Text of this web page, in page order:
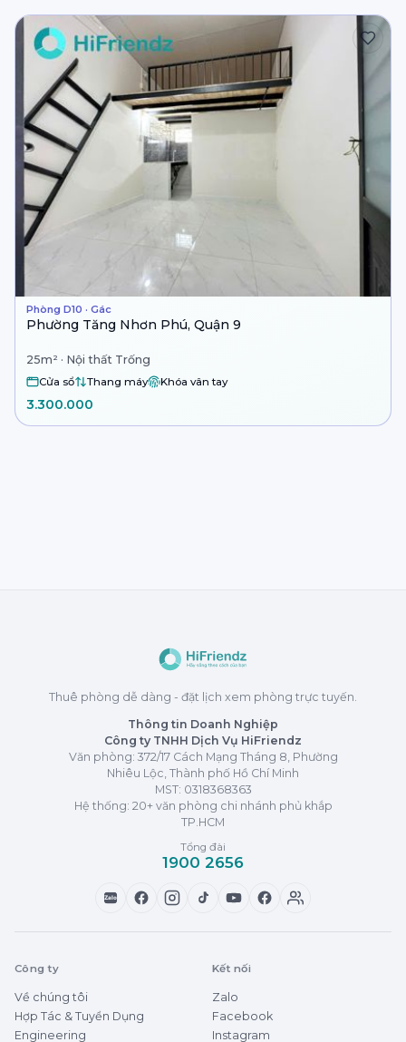
Phòng D10 · Gác
Phường Tăng Nhơn Phú, Quận 9
25m² · Nội thất Trống
Cửa sổ Thang máy Khóa vân tay
3.300.000
Thuê phòng dễ dàng - đặt lịch xem phòng trực tuyến.
Thông tin Doanh Nghiệp
Công ty TNHH Dịch Vụ HiFriendz
Văn phòng: 372/17 Cách Mạng Tháng 8, Phường
Nhiêu Lộc, Thành phố Hồ Chí Minh
MST: 0318368363
Hệ thống: 20+ văn phòng chi nhánh phủ khắp
TP.HCM
Tổng đài
1900 2656
Zalo
Công ty
Về chúng tôi
Hợp Tác & Tuyển Dụng
Engineering
Kết nối
Zalo
Facebook
Instagram